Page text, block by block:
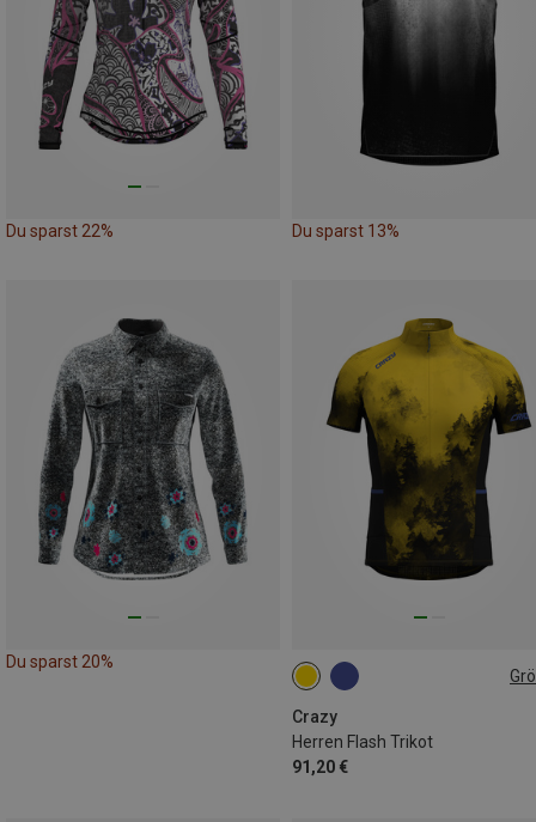
Du sparst 22% Du sparst 13%
Du sparst 20%
Crazy
Herren Flash Trikot
91,20 €
M L